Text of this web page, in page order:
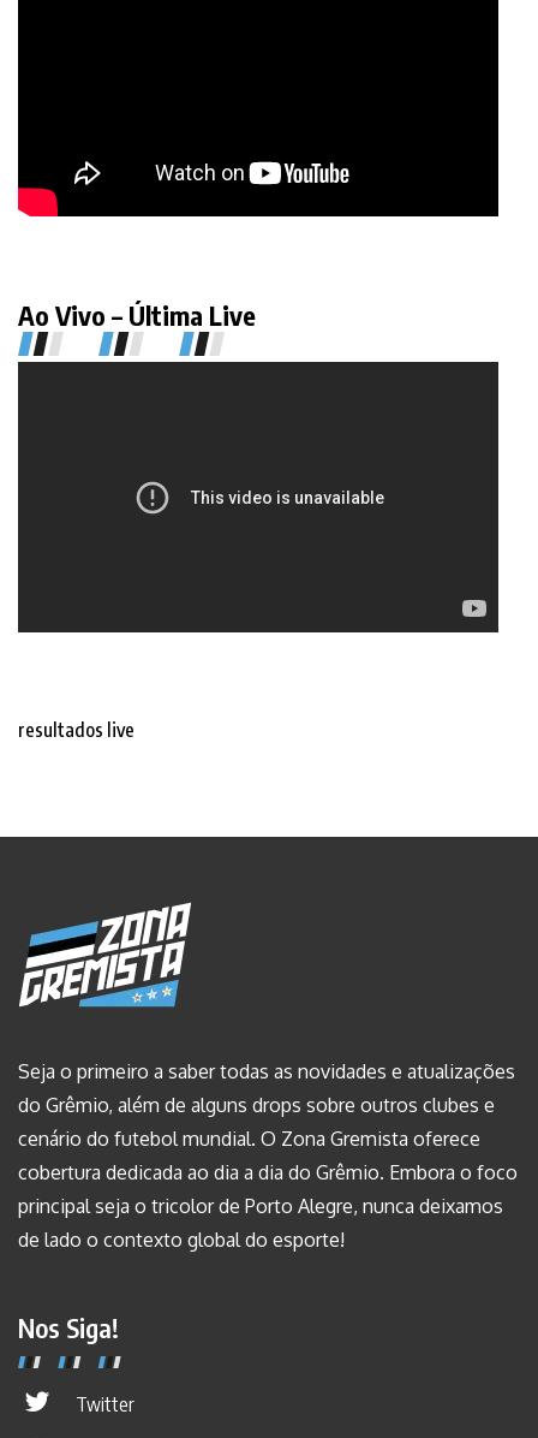
Ao Vivo – Última Live
resultados live
Seja o primeiro a saber todas as novidades e atualizações
do Grêmio, além de alguns drops sobre outros clubes e
cenário do futebol mundial. O Zona Gremista oferece
cobertura dedicada ao dia a dia do Grêmio. Embora o foco
principal seja o tricolor de Porto Alegre, nunca deixamos
de lado o contexto global do esporte!
Nos Siga!
Twitter